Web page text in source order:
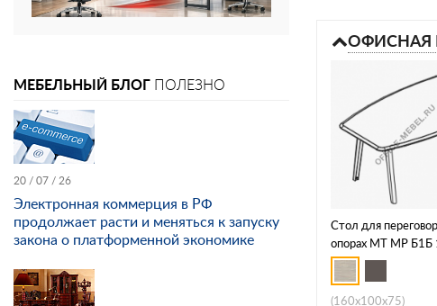
ОФИСНАЯ
Стол для
опорах МТ МР Б1Б
(160x100x75)
МЕБЕЛЬНЫЙ БЛОГ ПОЛЕЗНО
20 / 07 / 26
Электронная коммерция в РФ
продолжает расти и меняться к запуску
закона о платформенной экономике